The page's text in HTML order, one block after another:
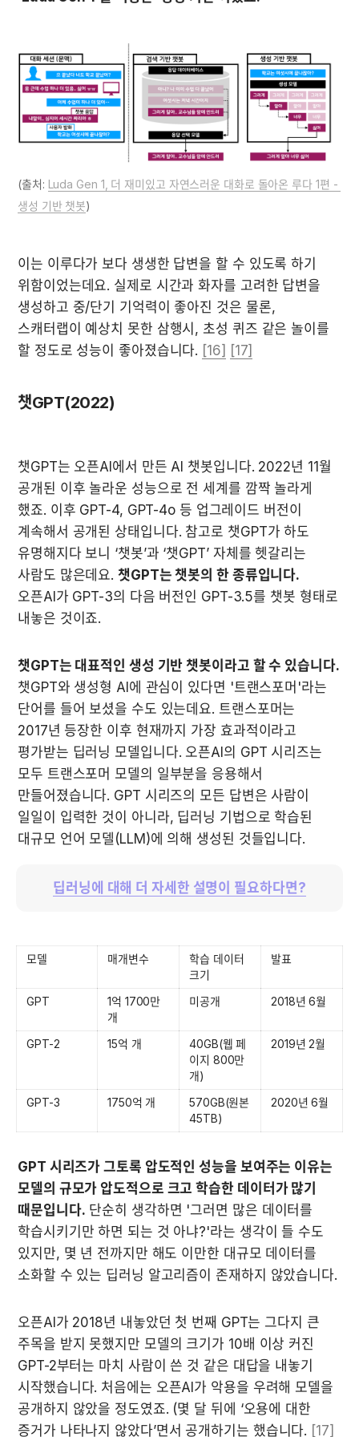
(출처: Luda Gen 1, 더 재미있고 자연스러운 대화로 돌아온 루다 1편 -
생성 기반 챗봇)
이는 이루다가 보다 생생한 답변을 할 수 있도록 하기
위함이었는데요. 실제로 시간과 화자를 고려한 답변을
생성하고 중/단기 기억력이 좋아진 것은 물론,
스캐터랩이 예상치 못한 삼행시, 초성 퀴즈 같은 놀이를
할 정도로 성능이 좋아졌습니다. [16] [17]
챗GPT(2022)
챗GPT는 오픈AI에서 만든 AI 챗봇입니다. 2022년 11월
공개된 이후 놀라운 성능으로 전 세계를 깜짝 놀라게
했죠. 이후 GPT-4, GPT-4o 등 업그레이드 버전이
계속해서 공개된 상태입니다. 참고로 챗GPT가 하도
유명해지다 보니 ‘챗봇’과 ‘챗GPT’ 자체를 헷갈리는
사람도 많은데요. 챗GPT는 챗봇의 한 종류입니다.
오픈AI가 GPT-3의 다음 버전인 GPT-3.5를 챗봇 형태로
내놓은 것이죠.
챗GPT는 대표적인 생성 기반 챗봇이라고 할 수 있습니다.
챗GPT와 생성형 AI에 관심이 있다면 '트랜스포머'라는
단어를 들어 보셨을 수도 있는데요. 트랜스포머는
2017년 등장한 이후 현재까지 가장 효과적이라고
평가받는 딥러닝 모델입니다. 오픈AI의 GPT 시리즈는
모두 트랜스포머 모델의 일부분을 응용해서
만들어졌습니다. GPT 시리즈의 모든 답변은 사람이
일일이 입력한 것이 아니라, 딥러닝 기법으로 학습된
대규모 언어 모델(LLM)에 의해 생성된 것들입니다.
딥러닝에 대해 더 자세한 설명이 필요하다면?
모델 매개변수
학습 데이터
크기
발표
GPT
1억 1700만
개
미공개 2018년 6월
GPT-2 15억 개
40GB(웹 페
이지 800만
개)
2019년 2월
GPT-3 1750억 개
570GB(원본
45TB)
2020년 6월
GPT 시리즈가 그토록 압도적인 성능을 보여주는 이유는
모델의 규모가 압도적으로 크고 학습한 데이터가 많기
때문입니다. 단순히 생각하면 '그러면 많은 데이터를
학습시키기만 하면 되는 것 아냐?'라는 생각이 들 수도
있지만, 몇 년 전까지만 해도 이만한 대규모 데이터를
소화할 수 있는 딥러닝 알고리즘이 존재하지 않았습니다.
오픈AI가 2018년 내놓았던 첫 번째 GPT는 그다지 큰
주목을 받지 못했지만 모델의 크기가 10배 이상 커진
GPT-2부터는 마치 사람이 쓴 것 같은 대답을 내놓기
시작했습니다. 처음에는 오픈AI가 악용을 우려해 모델을
공개하지 않았을 정도였죠. (몇 달 뒤에 ‘오용에 대한
증거가 나타나지 않았다’면서 공개하기는 했습니다. [17]